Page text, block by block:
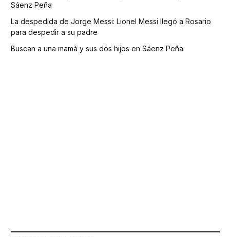
Sáenz Peña
La despedida de Jorge Messi: Lionel Messi llegó a Rosario
para despedir a su padre
Buscan a una mamá y sus dos hijos en Sáenz Peña